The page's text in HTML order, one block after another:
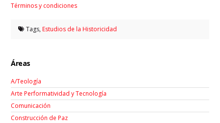
Términos y condiciones
Tags,Estudios de la Historicidad
Áreas
A/Teología
Arte Performatividad y Tecnología
Comunicación
Construcción de Paz